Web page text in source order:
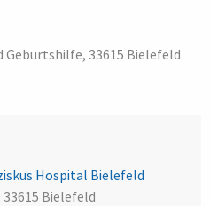
Geburtshilfe, 33615 Bielefeld
Hospital Bielefeld
Bielefeld